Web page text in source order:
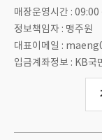
매장운영시간 :
정보책임자 : 맹주원
대표이메일 :
입금계좌정보 : KB